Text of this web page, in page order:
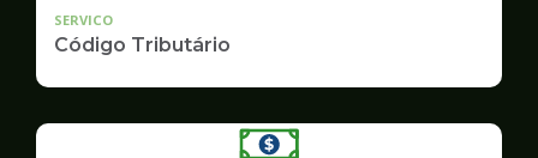
SERVICO
Código Tributário